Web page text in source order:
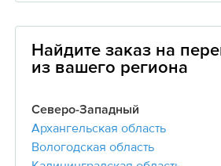
Найдите заказ на
из вашего региона
Северо-Западный
Архангельская область
Вологодская область